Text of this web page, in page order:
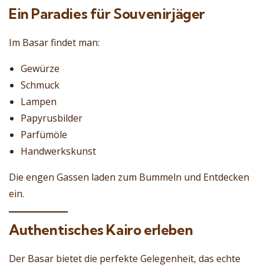
Ein Paradies für Souvenirjäger
Im Basar findet man:
Gewürze
Schmuck
Lampen
Papyrusbilder
Parfümöle
Handwerkskunst
Die engen Gassen laden zum Bummeln und Entdecken
ein.
Authentisches Kairo erleben
Der Basar bietet die perfekte Gelegenheit, das echte